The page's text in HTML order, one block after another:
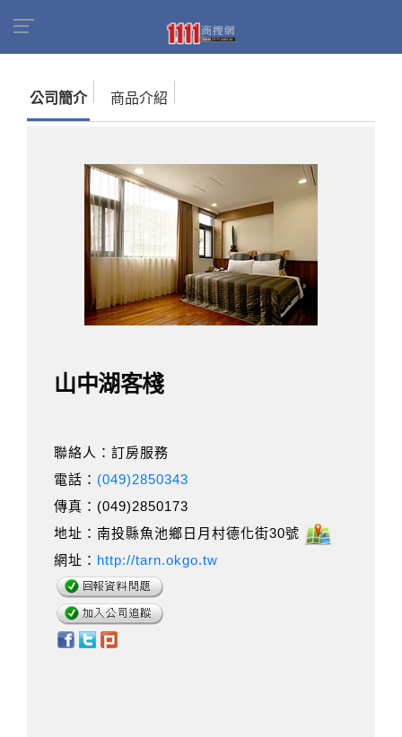
公司簡介 商品介紹
山中湖客棧
聯絡人：訂房服務
電話： (049)2850343
傳真：(049)2850173
地址：南投縣魚池鄉日月村德化街30號
網址： http://tarn.okgo.tw